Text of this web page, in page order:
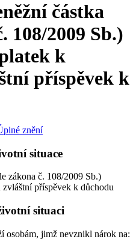
částka
108/2009 Sb.)
k
příspěvek k
znění
situace
zákona č. 108/2009 Sb.)
příspěvek k důchodu
situaci
osobám, jimž nevznikl nárok na: